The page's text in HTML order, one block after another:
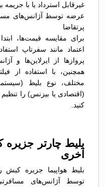
غیرقابل استرداد یا با جریمه
عرضه توسط آژانس‌های
پرتقاضا
برای مقایسه قیمت‌ها،
اعتماد مانند سفرتاپ
پروازها از ایرلاین‌ها و
همچنین، با استفاده از
مختلف، نوع بلیط
(اقتصادی یا بیزنس) را
کنید.
بلیط چارتر
آخری
بلیط هواپیما جزیره
توسط آژانس‌های